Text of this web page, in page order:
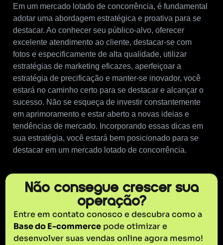
Em um mercado lotado de concorrência, é fundamental
adotar uma abordagem estratégica e proativa para se
destacar. Ao conhecer seu público-alvo, oferecer
excelente atendimento ao cliente, destacar-se com
fotos e especificamente de alta qualidade, utilizar
estratégias de marketing eficazes, aperfeiçoar a
estratégia de precificação e manter-se inovador, você
estará no caminho certo para se destacar e alcançar o
sucesso. Não se esqueça de investir constantemente
em aprimoramento e estar aberto a novas ideias e
tendências de mercado. Incorporando essas dicas em
sua estratégia, você estará bem posicionado para se
destacar em um mercado lotado de concorrência.
Não consegue crescer sua
operação?
Entre em contato conosco e descubra como a
Base do E-commerce pode otimizar e
desenvolver suas vendas online agora mesmo!